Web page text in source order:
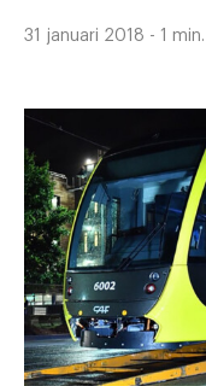
31 januari 2018 - 1 min.